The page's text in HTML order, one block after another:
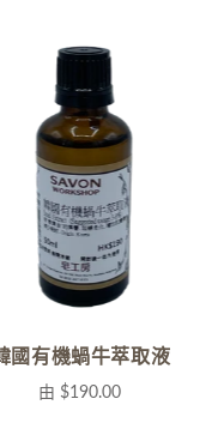
國有機蝸牛萃取液
由 $190.00